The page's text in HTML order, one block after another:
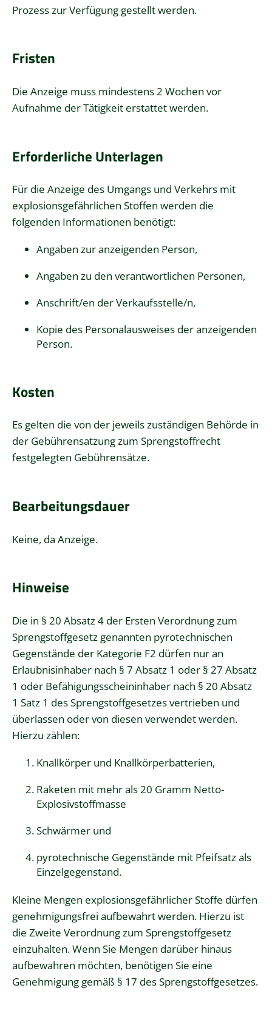
Prozess zur Verfügung gestellt werden.
Fristen
Die Anzeige muss mindestens 2 Wochen vor
Aufnahme der Tätigkeit erstattet werden.
Erforderliche Unterlagen
Für die Anzeige des Umgangs und Verkehrs mit
explosionsgefährlichen Stoffen werden die
folgenden Informationen benötigt:
Angaben zur anzeigenden Person,
Angaben zu den verantwortlichen Personen,
Anschrift/en der Verkaufsstelle/n,
Kopie des Personalausweises der anzeigenden
Person.
Kosten
Es gelten die von der jeweils zuständigen Behörde in
der Gebührensatzung zum Sprengstoffrecht
festgelegten Gebührensätze.
Bearbeitungsdauer
Keine, da Anzeige.
Hinweise
Die in § 20 Absatz 4 der Ersten Verordnung zum
Sprengstoffgesetz genannten pyrotechnischen
Gegenstände der Kategorie F2 dürfen nur an
Erlaubnisinhaber nach § 7 Absatz 1 oder § 27 Absatz
1 oder Befähigungsscheininhaber nach § 20 Absatz
1 Satz 1 des Sprengstoffgesetzes vertrieben und
überlassen oder von diesen verwendet werden.
Hierzu zählen:
Knallkörper und Knallkörperbatterien,
Raketen mit mehr als 20 Gramm Netto-
Explosivstoffmasse
Schwärmer und
pyrotechnische Gegenstände mit Pfeifsatz als
Einzelgegenstand.
Kleine Mengen explosionsgefährlicher Stoffe dürfen
genehmigungsfrei aufbewahrt werden. Hierzu ist
die Zweite Verordnung zum Sprengstoffgesetz
einzuhalten. Wenn Sie Mengen darüber hinaus
aufbewahren möchten, benötigen Sie eine
Genehmigung gemäß § 17 des Sprengstoffgesetzes.